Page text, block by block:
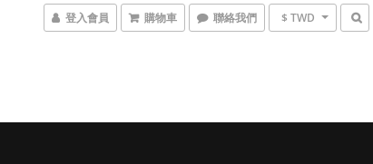
登入會員 購物車 聯絡我們 $ TWD